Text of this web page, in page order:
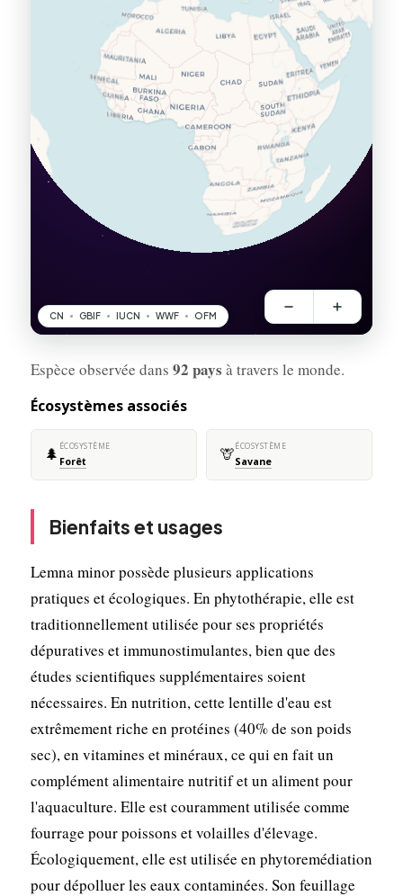
Espèce observée dans 92 pays à travers le monde.
Écosystèmes associés
🌲 ÉCOSYSTÈME
Forêt 🦒ÉCOSYSTÈME
Savane
Bienfaits et usages
Lemna minor possède plusieurs applications
pratiques et écologiques. En phytothérapie, elle est
traditionnellement utilisée pour ses propriétés
dépuratives et immunostimulantes, bien que des
études scientifiques supplémentaires soient
nécessaires. En nutrition, cette lentille d'eau est
extrêmement riche en protéines (40% de son poids
sec), en vitamines et minéraux, ce qui en fait un
complément alimentaire nutritif et un aliment pour
l'aquaculture. Elle est couramment utilisée comme
fourrage pour poissons et volailles d'élevage.
Écologiquement, elle est utilisée en phytoremédiation
pour dépolluer les eaux contaminées. Son feuillage